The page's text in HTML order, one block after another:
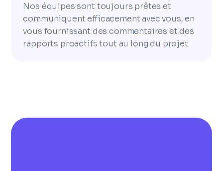
Nos équipes sont toujours prêtes et
communiquent efficacement avec vous, en
vous fournissant des commentaires et des
rapports proactifs tout au long du projet.